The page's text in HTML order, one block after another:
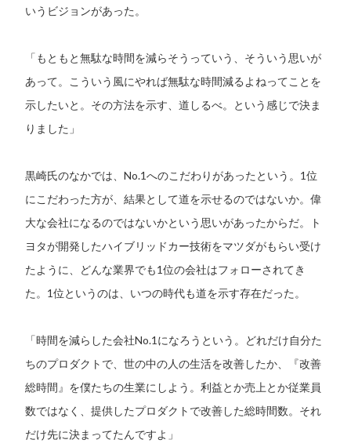
いうビジョンがあった。
「もともと無駄な時間を減らそうっていう、そういう思いが
あって。こういう風にやれば無駄な時間減るよねってことを
示したいと。その方法を示す、道しるべ。という感じで決ま
りました」
黒崎氏のなかでは、No.1へのこだわりがあったという。1位
にこだわった方が、結果として道を示せるのではないか。偉
大な会社になるのではないかという思いがあったからだ。ト
ヨタが開発したハイブリッドカー技術をマツダがもらい受け
たように、どんな業界でも1位の会社はフォローされてき
た。1位というのは、いつの時代も道を示す存在だった。
「時間を減らした会社No.1になろうという。どれだけ自分た
ちのプロダクトで、世の中の人の生活を改善したか、『改善
総時間』を僕たちの生業にしよう。利益とか売上とか従業員
数ではなく、提供したプロダクトで改善した総時間数。それ
だけ先に決まってたんですよ」